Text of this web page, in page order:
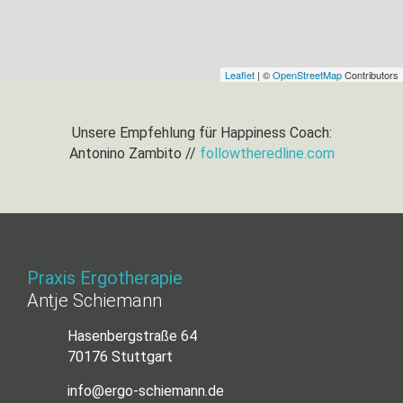
Leaflet | ©OpenStreetMapContributors
Unsere Empfehlung für Happiness Coach:
Antonino Zambito // followtheredline.com
Praxis Ergotherapie
Antje Schiemann
Hasenbergstraße 64
70176 Stuttgart
info@ergo-schiemann.de